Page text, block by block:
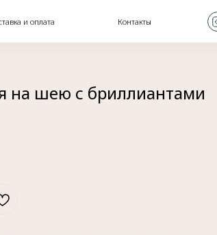
Контакты
на шею с бриллиантами